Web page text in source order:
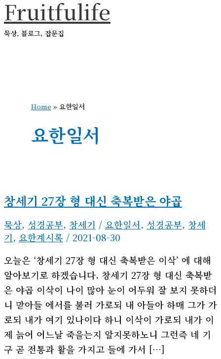
콘
텐
츠
Fruitfulife
묵상, 블로그, 잡문집
Home » 요한일서
요한일서
창세기 27장 형 대신 축복받은 야곱
묵상, 성경공부, 창세기 / 요한일서, 성경공부, 창세
기, 요한계시록 / 2021-08-30
오늘은 ‘창세기 27장 형 대신 축복받은 이삭’ 에 대해
알아보기로 하겠습니다. 창세기 27장 형 대신 축복받
은 야곱 이삭이 나이 많아 눈이 어두워 잘 보지 못하더
니 맏아들 에서를 불러 가로되 내 아들아 하매 그가 가
로되 내가 여기 있나이다 하니 이삭이 가로되 내가 이
제 늙어 어느날 죽을는지 알지못하노니 그런즉 네 기
구 곧 전통과 활을 가지고 들에 가서 […]